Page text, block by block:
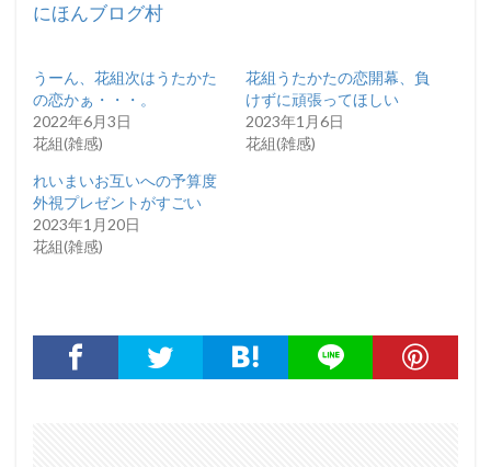
にほんブログ村
うーん、花組次はうたかた
の恋かぁ・・・。
2022年6月3日
花組(雑感)
花組うたかたの恋開幕、負
けずに頑張ってほしい
2023年1月6日
花組(雑感)
れいまいお互いへの予算度
外視プレゼントがすごい
2023年1月20日
花組(雑感)